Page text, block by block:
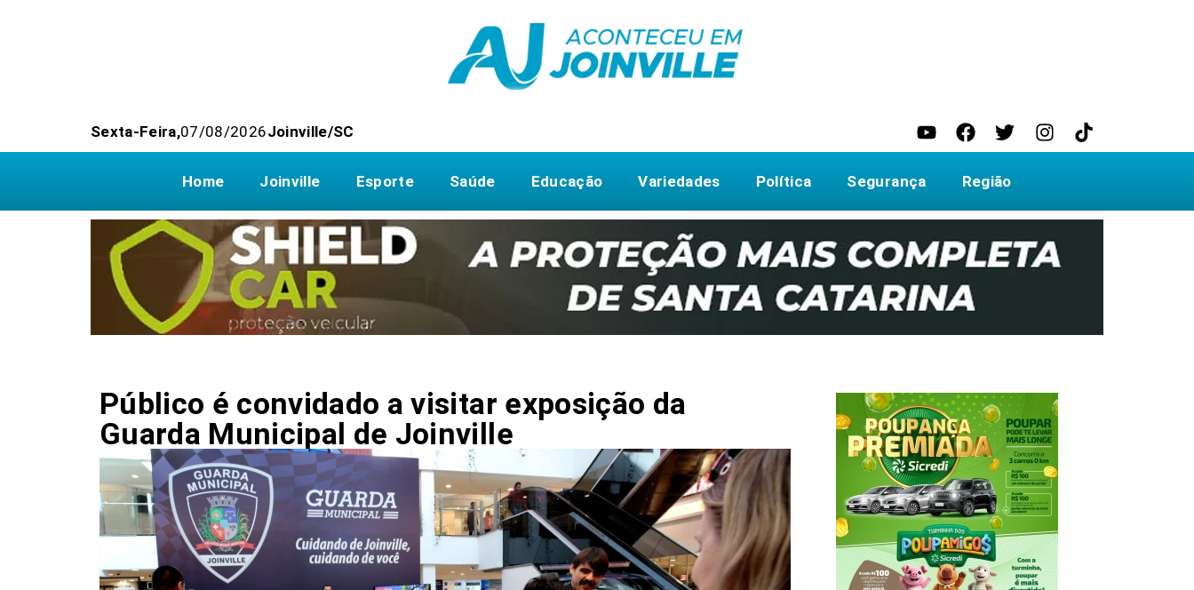
Sexta-Feira,07/08/2026Joinville/SC
Home Joinville Esporte Saúde Educação Variedades Política Segurança Região
Público é convidado a visitar exposição da
Guarda Municipal de Joinville